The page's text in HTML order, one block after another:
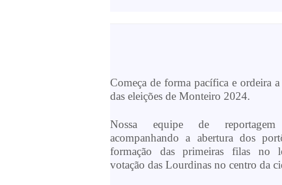
Começa de forma pacífica e ordeira a
das eleições de Monteiro 2024.
Nossa equipe de reportagem
acompanhando a abertura dos
formação das primeiras filas no
votação das Lourdinas no centro da